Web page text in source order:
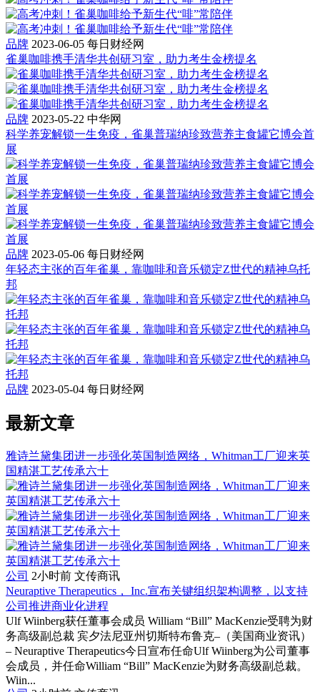
品牌 2023-06-05 每日财经网
雀巢咖啡携手清华共创研习室，助力考生金榜提名
品牌 2023-05-22 中华网
科学养宠解锁一生免疫，雀巢普瑞纳珍致营养主食罐它博会首
展
品牌 2023-05-06 每日财经网
年轻态主张的百年雀巢，靠咖啡和音乐锁定Z世代的精神乌托
邦
品牌 2023-05-04 每日财经网
最新文章
雅诗兰黛集团进一步强化英国制造网络，Whitman工厂迎来英
国精湛工艺传承六十
公司 2小时前 文传商讯
Neuraptive Therapeutics， Inc.宣布关键组织架构调整，以支持
公司推进商业化进程
Ulf Wiinberg获任董事会成员 William “Bill” MacKenzie受聘为财
务高级副总裁 宾夕法尼亚州切斯特布鲁克–（美国商业资讯）
– Neuraptive Therapeutics今日宣布任命Ulf Wiinberg为公司董事
会成员，并任命William “Bill” MacKenzie为财务高级副总裁。
Wiin...